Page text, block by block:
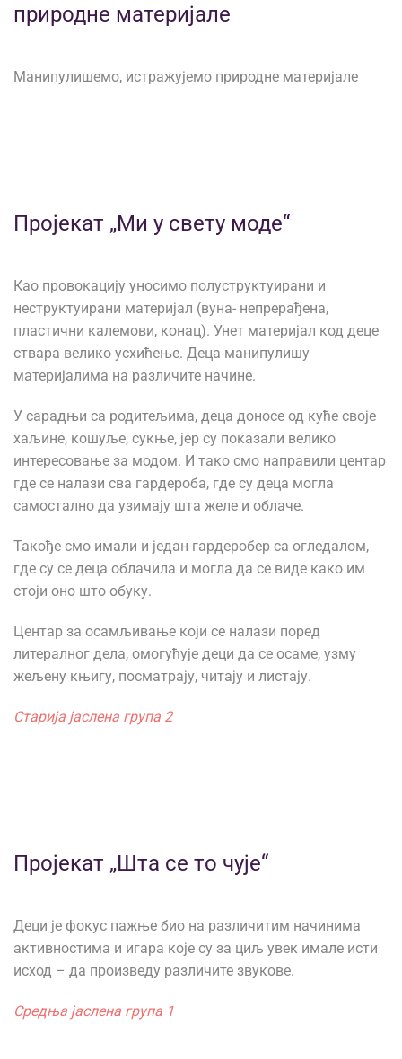
природне материјале
Манипулишемо, истражујемо природне материјале
Пројекат „Ми у свету моде“
Као провокацију уносимо полуструктуирани и
неструктуирани материјал (вуна- непрерађена,
пластични калемови, конац). Унет материјал код деце
ствара велико усхићење. Деца манипулишу
материјалима на различите начине.
У сарадњи са родитељима, деца доносе од куће своје
хаљине, кошуље, сукње, јер су показали велико
интересовање за модом. И тако смо направили центар
где се налази сва гардероба, где су деца могла
самостално да узимају шта желе и облаче.
Такође смо имали и један гардеробер са огледалом,
где су се деца облачила и могла да се виде како им
стоји оно што обуку.
Центар за осамљивање који се налази поред
литералног дела, омогућује деци да се осаме, узму
жељену књигу, посматрају, читају и листају.
Старија јаслена група 2
Пројекат „Шта се то чује“
Деци је фокус пажње био на различитим начинима
активностима и игара које су за циљ увек имале исти
исход – да произведу различите звукове.
Средња јаслена група 1